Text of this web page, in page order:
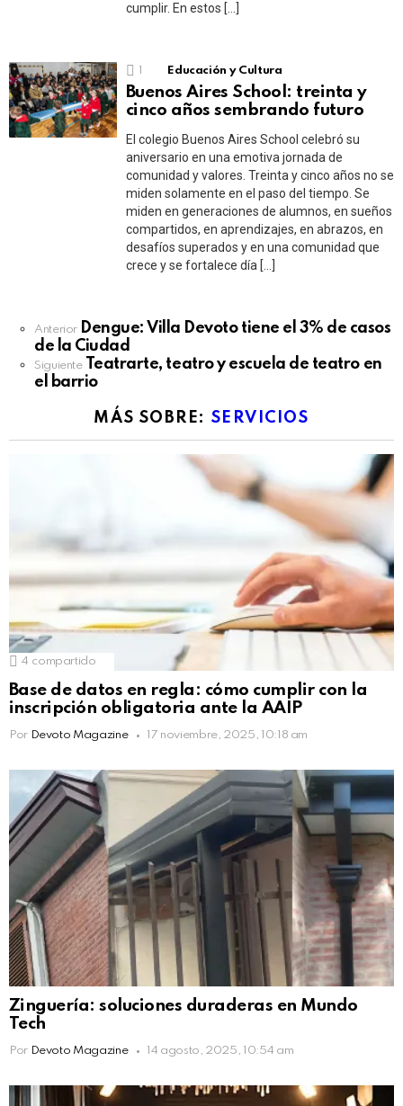
cumplir. En estos […]
Educación y Cultura
Buenos Aires School: treinta y
cinco años sembrando futuro
El colegio Buenos Aires School celebró su
aniversario en una emotiva jornada de
comunidad y valores. Treinta y cinco años no se
miden solamente en el paso del tiempo. Se
miden en generaciones de alumnos, en sueños
compartidos, en aprendizajes, en abrazos, en
desafíos superados y en una comunidad que
crece y se fortalece día […]
See
more
Anterior Dengue: Villa Devoto tiene el 3% de casos
de la Ciudad
Siguiente Teatrarte, teatro y escuela de teatro en
el barrio
MÁS SOBRE: SERVICIOS
4 compartido
Base de datos en regla: cómo cumplir con la
inscripción obligatoria ante la AAIP
Por Devoto Magazine 17 noviembre, 2025, 10:18 am
Zinguería: soluciones duraderas en Mundo
Tech
Por Devoto Magazine 14 agosto, 2025, 10:54 am